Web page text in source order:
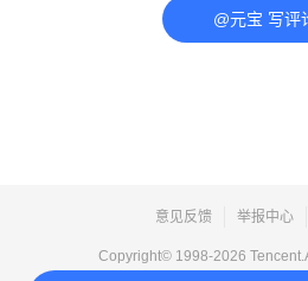
@元宝 写评
意见反馈 举报中心
Copyright© 1998-2026